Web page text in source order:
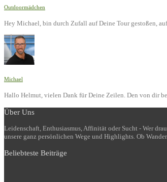
Outdoormädchen
Hey Michael, bin durch Zufall auf Deine Tour gestoßen,
Michael
Hallo Helmut, vielen Dank für Deine Zeilen. Den von dir
Über Uns
Leidenschaft, Enthusiasmus, Affinität oder Sucht - Wer
unsere ganz persönlichen Wege und Highlights. Ob
Beliebteste Beiträge